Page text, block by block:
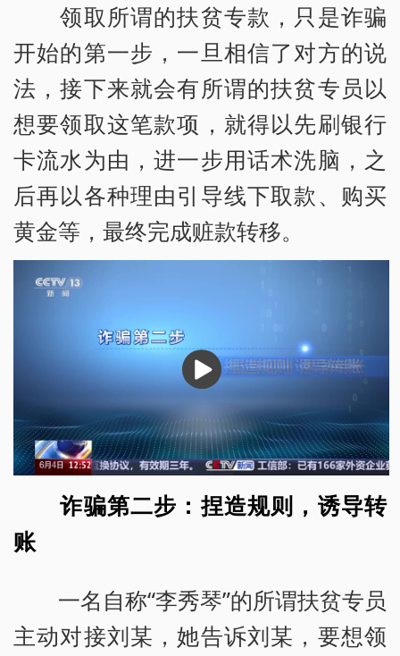
领取所谓的扶贫专款，只是诈骗
开始的第一步，一旦相信了对方的说
法，接下来就会有所谓的扶贫专员以
想要领取这笔款项，就得以先刷银行
卡流水为由，进一步用话术洗脑，之
后再以各种理由引导线下取款、购买
黄金等，最终完成赃款转移。
播
放
诈骗第二步：捏造规则，诱导转
账
一名自称“李秀琴”的所谓扶贫专员
主动对接刘某，她告诉刘某，要想领